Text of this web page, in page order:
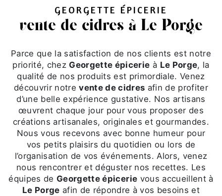
GEORGETTE ÉPICERIE
vente de cidres à Le Porge
Parce que la satisfaction de nos clients est notre
priorité, chez Georgette épicerie à Le Porge, la
qualité de nos produits est primordiale. Venez
découvrir notrevente de cidres afin de profiter
d’une belle expérience gustative. Nos artisans
œuvrent chaque jour pour vous proposer des
créations artisanales, originales et gourmandes.
Nous vous recevons avec bonne humeur pour
vos petits plaisirs du quotidien ou lors de
l’organisation de vos événements. Alors, venez
nous rencontrer et déguster nos recettes. Les
équipes de Georgette épicerie vous accueillent à
Le Porge afin de répondre à vos besoins et